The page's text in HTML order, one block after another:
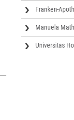
Franken-
Manuela
Universitas